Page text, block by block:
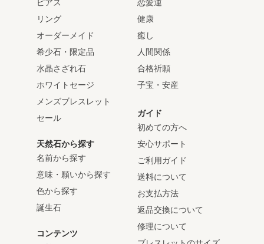
ピアス
リング
オーダーメイド
希少石・限定品
水晶さざれ石
ホワイトセージ
メンズブレスレット
セール
恋愛運
健康
癒し
人間関係
合格祈願
子宝・安産
天然石から探す
名前から探す
意味・願いから探す
色から探す
誕生石
コンテンツ
ガイド
初めての方へ
安心サポート
ご利用ガイド
送料について
お支払方法
返品交換について
修理について